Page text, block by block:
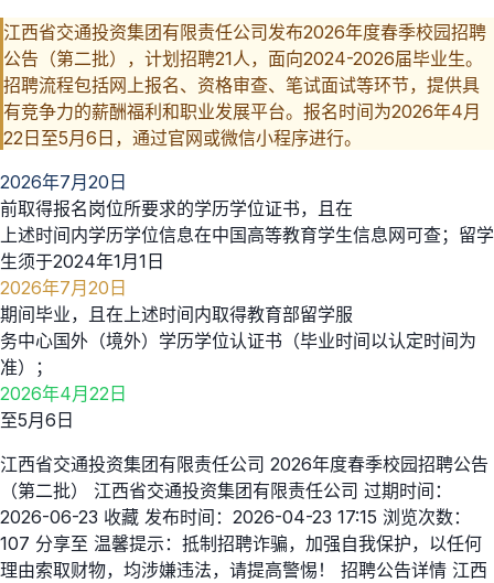
江西省交通投资集团有限责任公司发布2026年度春季校园招聘
公告（第二批），计划招聘21人，面向2024-2026届毕业生。
招聘流程包括网上报名、资格审查、笔试面试等环节，提供具
有竞争力的薪酬福利和职业发展平台。报名时间为2026年4月
22日至5月6日，通过官网或微信小程序进行。
2026年7月20日
前取得报名岗位所要求的学历学位证书，且在
上述时间内学历学位信息在中国高等教育学生信息网可查；留学
生须于2024年1月1日
2026年7月20日
期间毕业，且在上述时间内取得教育部留学服
务中心国外（境外）学历学位认证书（毕业时间以认定时间为
准）；
2026年4月22日
至5月6日
江西省交通投资集团有限责任公司 2026年度春季校园招聘公告
（第二批） 江西省交通投资集团有限责任公司 过期时间：
2026-06-23 收藏 发布时间：2026-04-23 17:15 浏览次数：
107 分享至 温馨提示：抵制招聘诈骗，加强自我保护，以任何
理由索取财物，均涉嫌违法，请提高警惕！ 招聘公告详情 江西